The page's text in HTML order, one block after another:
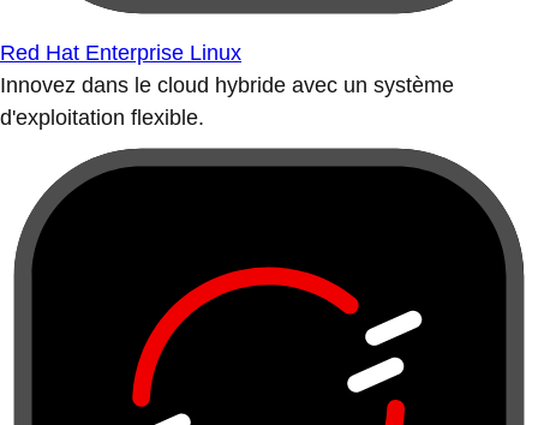
Red Hat Enterprise Linux
Innovez dans le cloud hybride avec un système
d'exploitation flexible.